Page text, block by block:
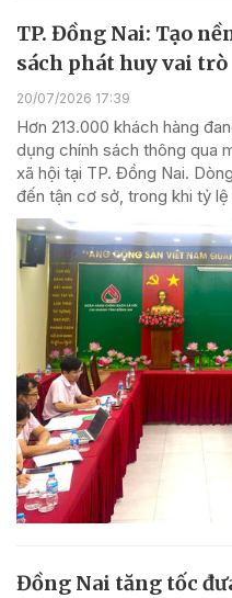
TP. Đồng Nai: Tạo
sách phát huy vai trò
20/07/2026 17:39
Hơn 213.000 khách hàng
dụng chính sách thông qua
xã hội tại TP. Đồng Nai.
đến tận cơ sở, trong khi tỷ lệ
Đồng Nai tăng tốc